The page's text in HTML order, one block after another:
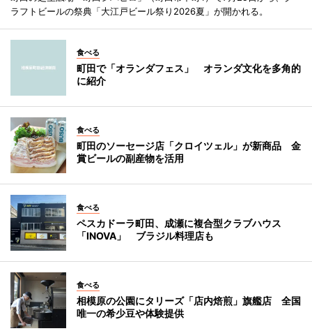
ラフトビールの祭典「大江戸ビール祭り2026夏」が開かれる。
食べる
町田で「オランダフェス」 オランダ文化を多角的
に紹介
食べる
町田のソーセージ店「クロイツェル」が新商品 金
賞ビールの副産物を活用
食べる
ペスカドーラ町田、成瀬に複合型クラブハウス
「INOVA」 ブラジル料理店も
食べる
相模原の公園にタリーズ「店内焙煎」旗艦店 全国
唯一の希少豆や体験提供